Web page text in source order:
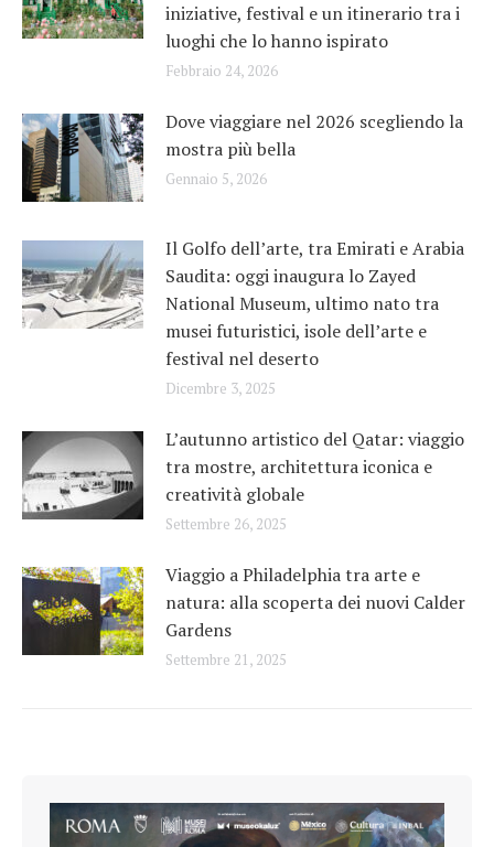
iniziative, festival e un itinerario tra i
luoghi che lo hanno ispirato
Febbraio 24, 2026
Dove viaggiare nel 2026 scegliendo la
mostra più bella
Gennaio 5, 2026
Il Golfo dell’arte, tra Emirati e Arabia
Saudita: oggi inaugura lo Zayed
National Museum, ultimo nato tra
musei futuristici, isole dell’arte e
festival nel deserto
Dicembre 3, 2025
L’autunno artistico del Qatar: viaggio
tra mostre, architettura iconica e
creatività globale
Settembre 26, 2025
Viaggio a Philadelphia tra arte e
natura: alla scoperta dei nuovi Calder
Gardens
Settembre 21, 2025